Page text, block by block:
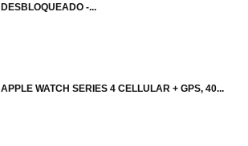
DESBLOQUEADO -...
APPLE WATCH SERIES 4 CELLULAR + GPS, 40...